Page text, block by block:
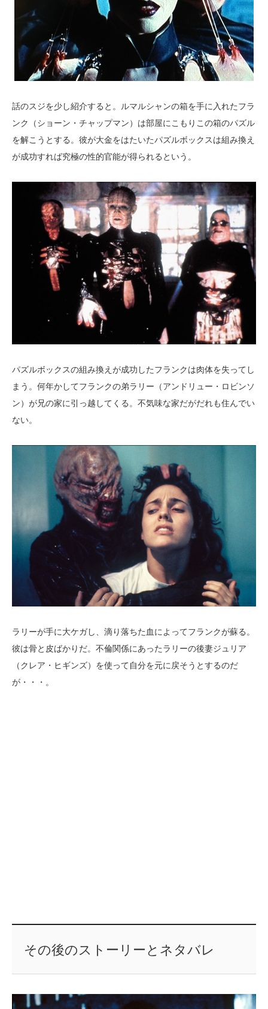
話のスジを少し紹介すると。ルマルシャンの箱を手に入れたフラ
ンク（ショーン・チャップマン）は部屋にこもりこの箱のパズル
を解こうとする。彼が大金をはたいたパズルボックスは組み換え
が成功すれば究極の性的官能が得られるという。
パズルボックスの組み換えが成功したフランクは肉体を失ってし
まう。何年かしてフランクの弟ラリー（アンドリュー・ロビンソ
ン）が兄の家に引っ越してくる。不気味な家だがだれも住んでい
ない。
ラリーが手に大ケガし、滴り落ちた血によってフランクが蘇る。
彼は骨と皮ばかりだ。不倫関係にあったラリーの後妻ジュリア
（クレア・ヒギンズ）を使って自分を元に戻そうとするのだ
が・・・。
その後のストーリーとネタバレ